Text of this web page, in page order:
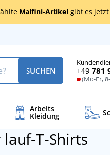
Malfini-Artikel gibt es jetzt
+49 781
(Mo-Fr,
SUCHEN
Arbeits
Kleidung
T-Shirts